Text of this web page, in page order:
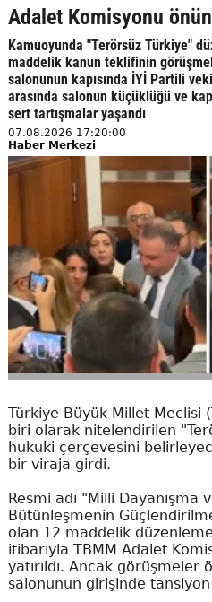
Adalet Komisyonu
Kamuoyunda "Terörsüz Türkiye"
maddelik kanun teklifinin
salonunun kapısında İYİ Partili
arasında salonun küçüklüğü ve
sert tartışmalar yaşandı
07.08.2026 17:20:00
Haber Merkezi
Türkiye Büyük Millet Meclisi
biri olarak nitelendirilen
hukuki çerçevesini
bir viraja girdi.
Resmi adı "Milli Dayanışma
Bütünleşmenin
olan 12 maddelik
itibarıyla TBMM Adalet
yatırıldı. Ancak görüşmeler
salonunun girişinde